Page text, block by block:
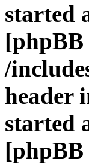
started
[phpBB
/
header
started
[phpBB